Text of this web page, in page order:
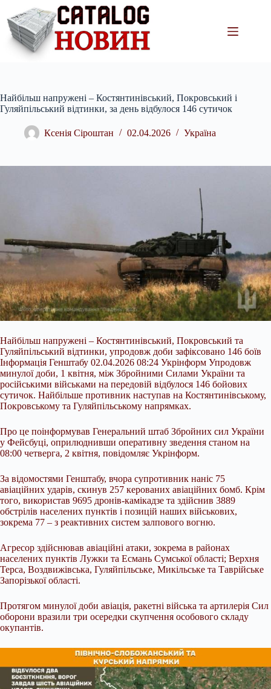
вмісту
Найбільш напружені – Костянтинівський, Покровський і
Гуляйпільський відтинки, за день відбулося 146 сутичок
Ксенія Сіроштан 02.04.2026 Україна
Найбільш напружені – Костянтинівський, Покровський та
Гуляйпільський відтинки, упродовж доби зафіксовано 146 боїв
Інформація Генштабу 02.04.2026 08:24 Укрінформ Упродовж
минулої доби, 1 квітня, між Збройними Силами України та
російськими військами на передовій відбулося 146 бойових
сутичок. Найбільше противник наступав на Костянтинівському,
Покровському та Гуляйпільському напрямках.
Про це поінформував Генеральний штаб Збройних сил України
у Фейсбуці, оприлюднивши оперативну зведення станом на
08:00 четверга, 2 квітня, повідомляє Укрінформ.
За відомостями Генштабу, вчора супротивник наніс 75
авіаційних ударів, скинув 257 керованих авіаційних бомб. Крім
того, використав 9695 дронів-камікадзе та здійснив 3889
обстрілів населених пунктів і позицій наших військових,
зокрема 77 – з реактивних систем залпового вогню.
Агресор здійснював авіаційні атаки, зокрема в районах
населених пунктів Лужки та Есмань Сумської області; Верхня
Терса, Воздвижівська, Гуляйпільське, Микільське та Таврійське
Запорізької області.
Протягом минулої доби авіація, ракетні війська та артилерія Сил
оборони вразили три осередки скупчення особового складу
окупантів.